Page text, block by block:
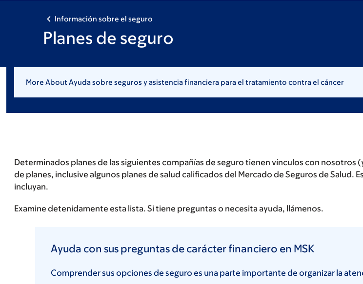
Información sobre el seguro
Planes de seguro
More About Ayuda sobre seguros y asistencia financiera para el tratamiento contra el cáncer
Determinados planes de las siguientes compañías de seguro tienen vínculos con
de planes, inclusive algunos planes de salud calificados del Mercado de Seguros de Salud.
incluyan.
Examine detenidamente esta lista. Si tiene preguntas o necesita ayuda, llámenos.
Ayuda con sus preguntas de carácter financiero en MSK
Comprender sus opciones de seguro es una parte importante de organizar la